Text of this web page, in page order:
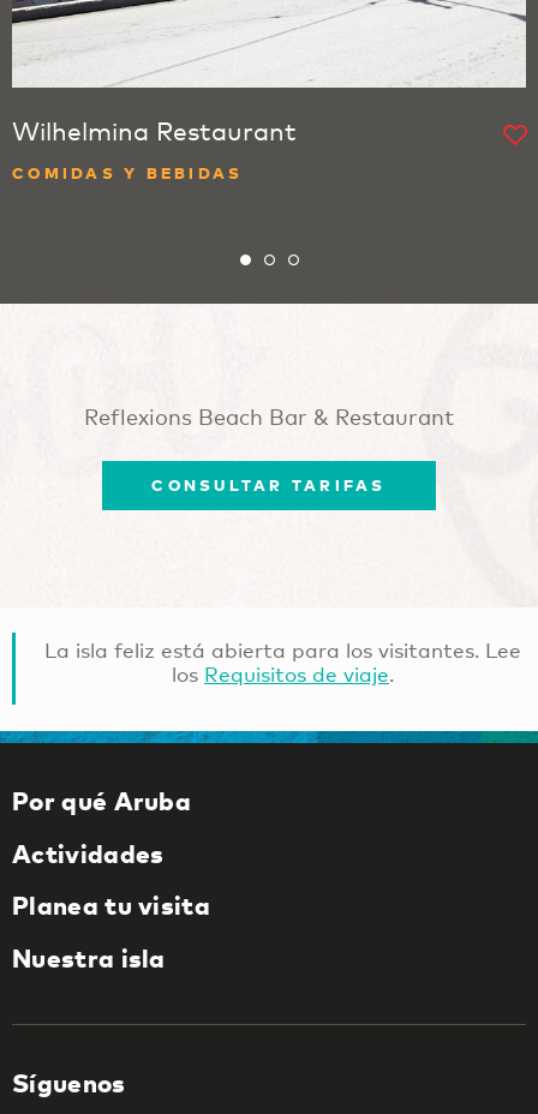
Wilhelmina Restaurant
COMIDAS Y BEBIDAS
Reflexions Beach Bar & Restaurant
CONSULTAR TARIFAS
La isla feliz está abierta para los visitantes. Lee
los Requisitos de viaje.
Por qué Aruba
Actividades
Planea tu visita
Nuestra isla
Síguenos